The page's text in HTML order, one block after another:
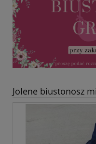
Jolene biustonosz